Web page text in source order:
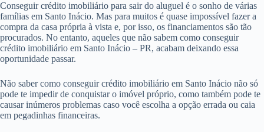
Conseguir crédito imobiliário para sair do aluguel é o sonho de várias
famílias em Santo Inácio. Mas para muitos é quase impossível fazer a
compra da casa própria à vista e, por isso, os financiamentos são tão
procurados. No entanto, aqueles que não sabem como conseguir
crédito imobiliário em Santo Inácio – PR, acabam deixando essa
oportunidade passar.
Não saber como conseguir crédito imobiliário em Santo Inácio não só
pode te impedir de conquistar o imóvel próprio, como também pode te
causar inúmeros problemas caso você escolha a opção errada ou caia
em pegadinhas financeiras.